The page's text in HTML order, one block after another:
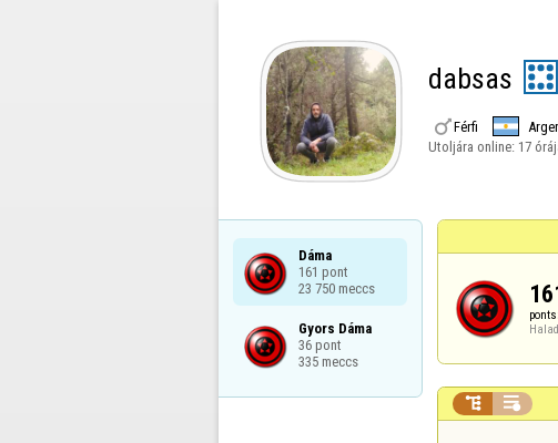
dabsas
Férfi
Utoljára online: 17
Dáma
161 pont
23 750 meccs
Gyors Dáma
36 pont
335 meccs
 